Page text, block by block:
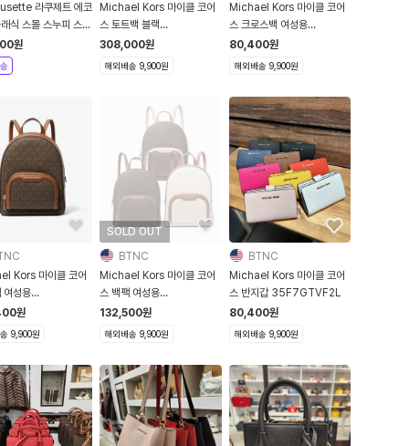
라쿠제트 에코
식 스몰 스누피 스카
나일론 토트백 가방
원
Michael Kors 마이클 코어
스 토트백 블랙
30F8SV6T4L
308,000원
해외배송 9,900원
Michael Kors 마이클 코어
스 크로스백 여성용
35T8GTTC9L
80,400원
해외배송 9,900원
Kors 마이클 코어
여성용
원
9,900원
SOLD OUT
BTNC
Michael Kors 마이클 코어
스 백팩 여성용
35S2G8TB2B
132,500원
해외배송 9,900원
BTNC
Michael Kors 마이클 코어
스 반지갑 35F7GTVF2L
80,400원
해외배송 9,900원